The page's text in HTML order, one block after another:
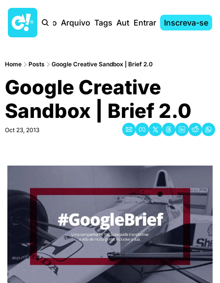
Início Arquivo Tags AutoresEntrar Inscreva-se
Home Posts Google Creative Sandbox | Brief 2.0
Google Creative
Sandbox | Brief 2.0
Oct 23, 2013